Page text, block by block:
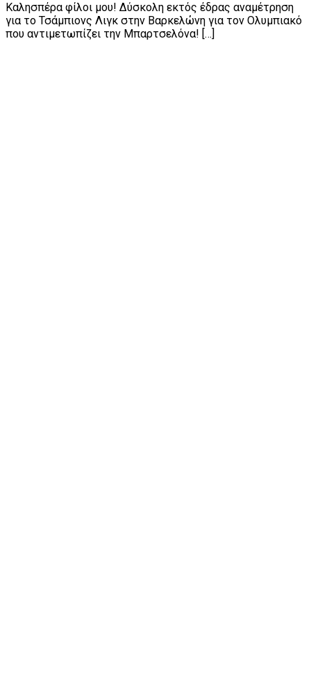
Καλησπέρα φίλοι μου! Δύσκολη εκτός έδρας αναμέτρηση
για το Τσάμπιονς Λιγκ στην Βαρκελώνη για τον Ολυμπιακό
που αντιμετωπίζει την Μπαρτσελόνα! […]